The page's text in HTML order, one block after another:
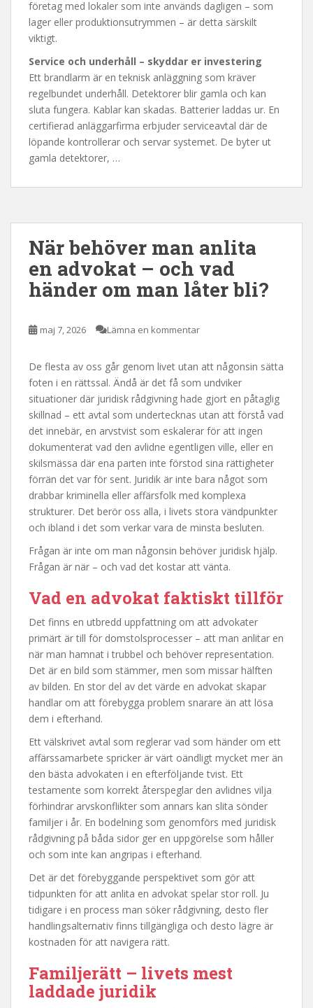
företag med lokaler som inte används dagligen – som
lager eller produktionsutrymmen – är detta särskilt
viktigt.
Service och underhåll – skyddar er investering
Ett brandlarm är en teknisk anläggning som kräver
regelbundet underhåll. Detektorer blir gamla och kan
sluta fungera. Kablar kan skadas. Batterier laddas ur. En
certifierad anläggarfirma erbjuder serviceavtal där de
löpande kontrollerar och servar systemet. De byter ut
gamla detektorer, …
När behöver man anlita
en advokat – och vad
händer om man låter bli?
maj 7, 2026 Lämna en kommentar
De flesta av oss går genom livet utan att någonsin sätta
foten i en rättssal. Ändå är det få som undviker
situationer där juridisk rådgivning hade gjort en påtaglig
skillnad – ett avtal som undertecknas utan att förstå vad
det innebär, en arvstvist som eskalerar för att ingen
dokumenterat vad den avlidne egentligen ville, eller en
skilsmässa där ena parten inte förstod sina rättigheter
förrän det var för sent. Juridik är inte bara något som
drabbar kriminella eller affärsfolk med komplexa
strukturer. Det berör oss alla, i livets stora vändpunkter
och ibland i det som verkar vara de minsta besluten.
Frågan är inte om man någonsin behöver juridisk hjälp.
Frågan är när – och vad det kostar att vänta.
Vad en advokat faktiskt tillför
Det finns en utbredd uppfattning om att advokater
primärt är till för domstolsprocesser – att man anlitar en
när man hamnat i trubbel och behöver representation.
Det är en bild som stämmer, men som missar hälften
av bilden. En stor del av det värde en advokat skapar
handlar om att förebygga problem snarare än att lösa
dem i efterhand.
Ett välskrivet avtal som reglerar vad som händer om ett
affärssamarbete spricker är värt oändligt mycket mer än
den bästa advokaten i en efterföljande tvist. Ett
testamente som korrekt återspeglar den avlidnes vilja
förhindrar arvskonflikter som annars kan slita sönder
familjer i år. En bodelning som genomförs med juridisk
rådgivning på båda sidor ger en uppgörelse som håller
och som inte kan angripas i efterhand.
Det är det förebyggande perspektivet som gör att
tidpunkten för att anlita en advokat spelar stor roll. Ju
tidigare i en process man söker rådgivning, desto fler
handlingsalternativ finns tillgängliga och desto lägre är
kostnaden för att navigera rätt.
Familjerätt – livets mest
laddade juridik